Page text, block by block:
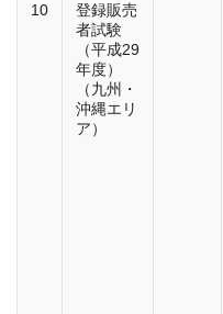
10
登録販売
者試験
（平成29
年度）
（九州・
沖縄エリ
ア）